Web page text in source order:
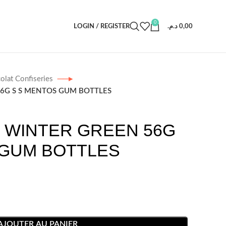
LOGIN / REGISTER
0
0,00 د.م.
Confiseries
S S MENTOS GUM BOTTLES
GREEN 56G
BOTTLES
AU PANIER